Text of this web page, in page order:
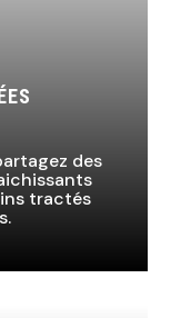
des
tractés